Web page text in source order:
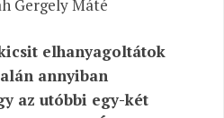
Gergely Máté
elhanyagoltátok
annyiban
az utóbbi egy-két